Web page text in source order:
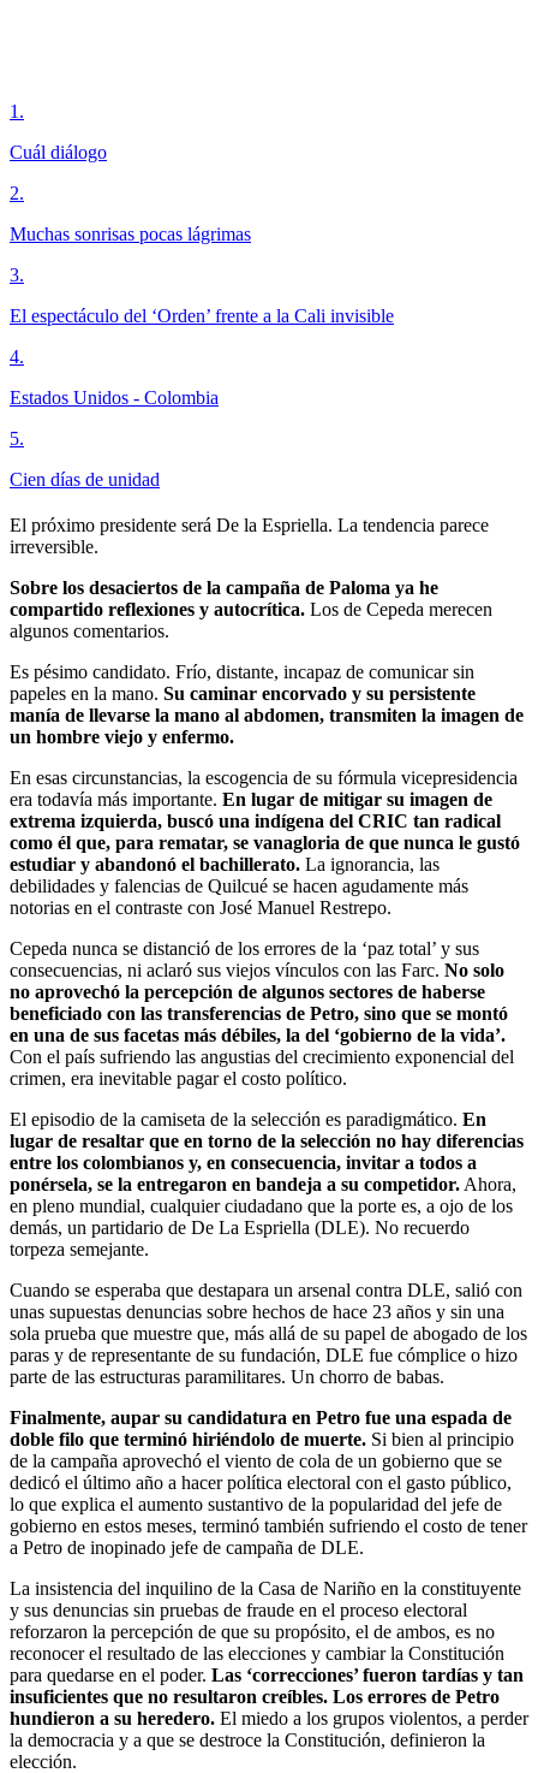
1 .
Cuál diálogo
2.
Muchas sonrisas pocas lágrimas
3.
El espectáculo del ‘Orden’ frente a la Cali invisible
4.
Estados Unidos - Colombia
5.
Cien días de unidad
El próximo presidente será De la Espriella. La tendencia parece
irreversible.
Sobre los desaciertos de la campaña de Paloma ya he
compartido reflexiones y autocrítica. Los de Cepeda merecen
algunos comentarios.
Es pésimo candidato. Frío, distante, incapaz de comunicar sin
papeles en la mano. Su caminar encorvado y su persistente
manía de llevarse la mano al abdomen, transmiten la imagen de
un hombre viejo y enfermo.
En esas circunstancias, la escogencia de su fórmula vicepresidencia
era todavía más importante. En lugar de mitigar su imagen de
extrema izquierda, buscó una indígena del CRIC tan radical
como él que, para rematar, se vanagloria de que nunca le gustó
estudiar y abandonó el bachillerato. La ignorancia, las
debilidades y falencias de Quilcué se hacen agudamente más
notorias en el contraste con José Manuel Restrepo.
Cepeda nunca se distanció de los errores de la ‘paz total’ y sus
consecuencias, ni aclaró sus viejos vínculos con las Farc. No solo
no aprovechó la percepción de algunos sectores de haberse
beneficiado con las transferencias de Petro, sino que se montó
en una de sus facetas más débiles, la del ‘gobierno de la vida’.
Con el país sufriendo las angustias del crecimiento exponencial del
crimen, era inevitable pagar el costo político.
El episodio de la camiseta de la selección es paradigmático. En
lugar de resaltar que en torno de la selección no hay diferencias
entre los colombianos y, en consecuencia, invitar a todos a
ponérsela, se la entregaron en bandeja a su competidor. Ahora,
en pleno mundial, cualquier ciudadano que la porte es, a ojo de los
demás, un partidario de De La Espriella (DLE). No recuerdo
torpeza semejante.
Cuando se esperaba que destapara un arsenal contra DLE, salió con
unas supuestas denuncias sobre hechos de hace 23 años y sin una
sola prueba que muestre que, más allá de su papel de abogado de los
paras y de representante de su fundación, DLE fue cómplice o hizo
parte de las estructuras paramilitares. Un chorro de babas.
Finalmente, aupar su candidatura en Petro fue una espada de
doble filo que terminó hiriéndolo de muerte. Si bien al principio
de la campaña aprovechó el viento de cola de un gobierno que se
dedicó el último año a hacer política electoral con el gasto público,
lo que explica el aumento sustantivo de la popularidad del jefe de
gobierno en estos meses, terminó también sufriendo el costo de tener
a Petro de inopinado jefe de campaña de DLE.
La insistencia del inquilino de la Casa de Nariño en la constituyente
y sus denuncias sin pruebas de fraude en el proceso electoral
reforzaron la percepción de que su propósito, el de ambos, es no
reconocer el resultado de las elecciones y cambiar la Constitución
para quedarse en el poder. Las ‘correcciones’ fueron tardías y tan
insuficientes que no resultaron creíbles. Los errores de Petro
hundieron a su heredero. El miedo a los grupos violentos, a perder
la democracia y a que se destroce la Constitución, definieron la
elección.